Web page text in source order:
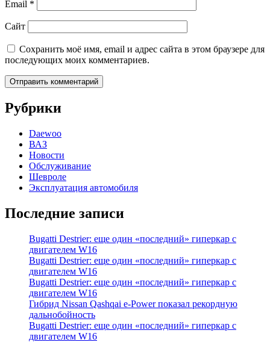
Email *
Сайт
Сохранить моё имя, email и адрес сайта в этом браузере для
последующих моих комментариев.
Рубрики
Daewoo
ВАЗ
Новости
Обслуживание
Шевроле
Эксплуатация автомобиля
Последние записи
Bugatti Destrier: еще один «последний» гиперкар с
двигателем W16
Bugatti Destrier: еще один «последний» гиперкар с
двигателем W16
Bugatti Destrier: еще один «последний» гиперкар с
двигателем W16
Гибрид Nissan Qashqai e-Power показал рекордную
дальнобойность
Bugatti Destrier: еще один «последний» гиперкар с
двигателем W16